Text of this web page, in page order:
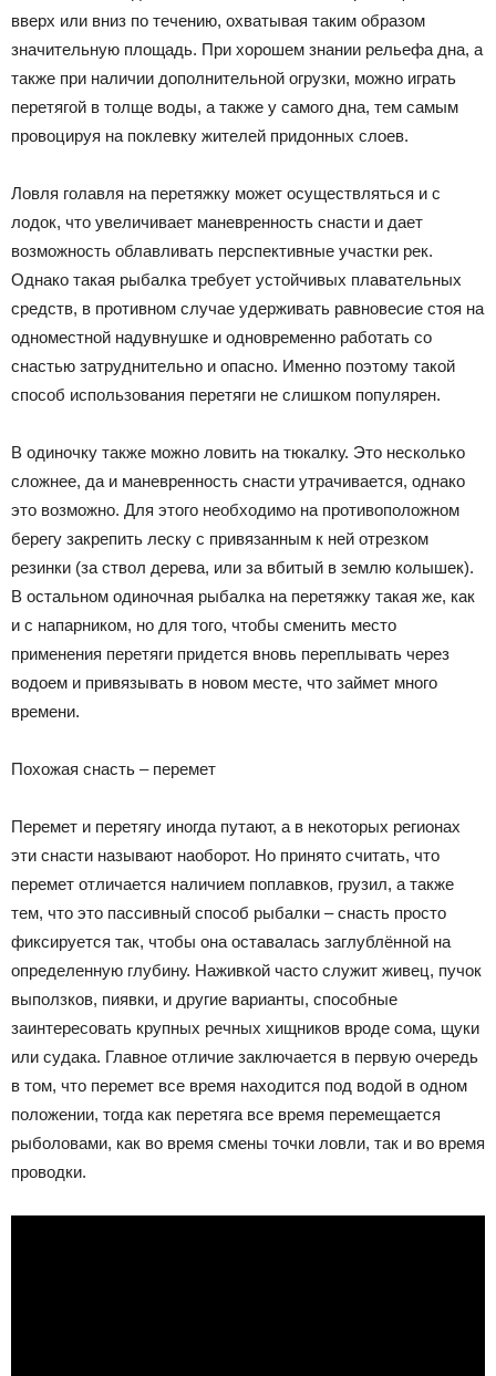
вверх или вниз по течению, охватывая таким образом
значительную площадь. При хорошем знании рельефа дна, а
также при наличии дополнительной огрузки, можно играть
перетягой в толще воды, а также у самого дна, тем самым
провоцируя на поклевку жителей придонных слоев.
Ловля голавля на перетяжку может осуществляться и с
лодок, что увеличивает маневренность снасти и дает
возможность облавливать перспективные участки рек.
Однако такая рыбалка требует устойчивых плавательных
средств, в противном случае удерживать равновесие стоя на
одноместной надувнушке и одновременно работать со
снастью затруднительно и опасно. Именно поэтому такой
способ использования перетяги не слишком популярен.
В одиночку также можно ловить на тюкалку. Это несколько
сложнее, да и маневренность снасти утрачивается, однако
это возможно. Для этого необходимо на противоположном
берегу закрепить леску с привязанным к ней отрезком
резинки (за ствол дерева, или за вбитый в землю колышек).
В остальном одиночная рыбалка на перетяжку такая же, как
и с напарником, но для того, чтобы сменить место
применения перетяги придется вновь переплывать через
водоем и привязывать в новом месте, что займет много
времени.
Похожая снасть – перемет
Перемет и перетягу иногда путают, а в некоторых регионах
эти снасти называют наоборот. Но принято считать, что
перемет отличается наличием поплавков, грузил, а также
тем, что это пассивный способ рыбалки – снасть просто
фиксируется так, чтобы она оставалась заглублённой на
определенную глубину. Наживкой часто служит живец, пучок
выползков, пиявки, и другие варианты, способные
заинтересовать крупных речных хищников вроде сома, щуки
или судака. Главное отличие заключается в первую очередь
в том, что перемет все время находится под водой в одном
положении, тогда как перетяга все время перемещается
рыболовами, как во время смены точки ловли, так и во время
проводки.